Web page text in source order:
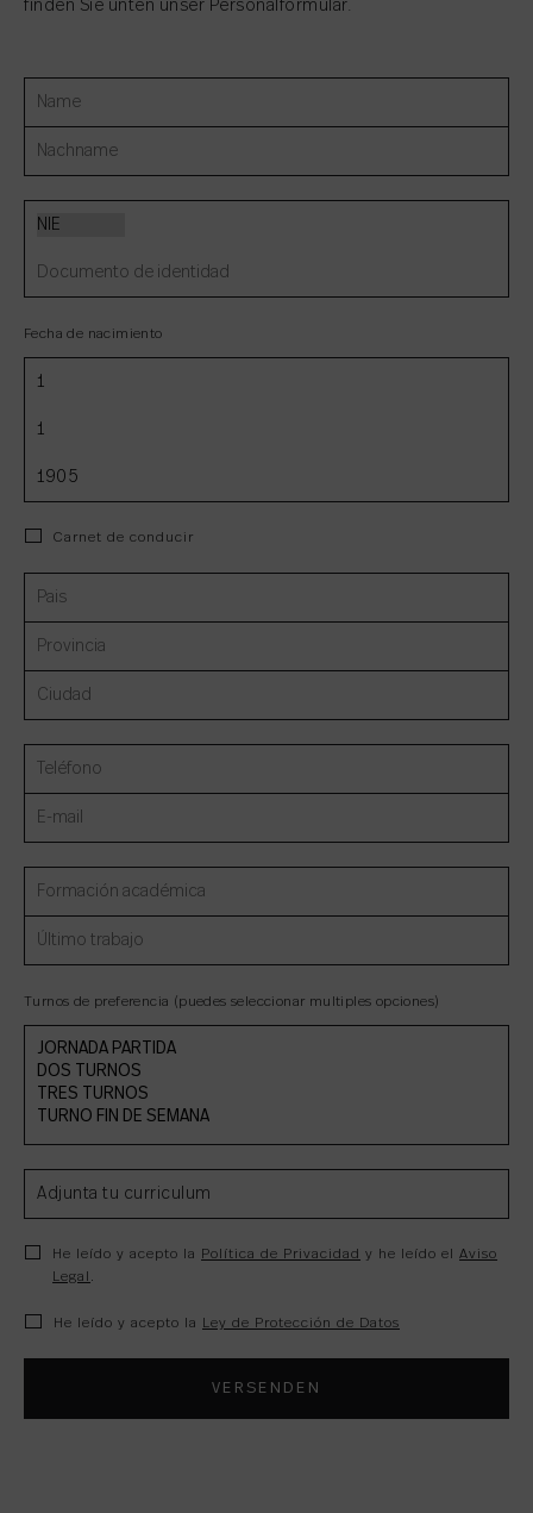
finden Sie unten unser Personalformular.
Fecha de nacimiento
Carnet de conducir
Turnos de preferencia (puedes seleccionar multiples opciones)
Adjunta tu curriculum
He leído y acepto la Política de Privacidad y he leído elAviso
Legal
He leído y acepto la Ley de Protección de Datos
VERSENDEN